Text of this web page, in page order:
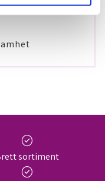
check_circle
sortiment
check_circle